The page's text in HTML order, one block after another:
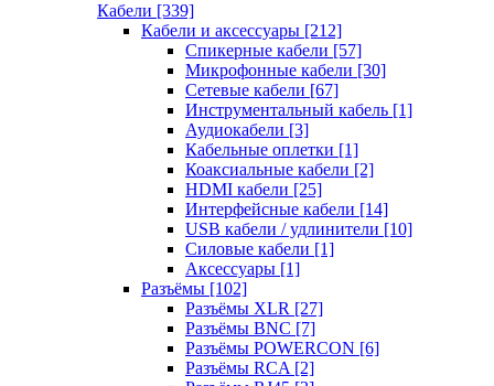
Кабели [339]
Кабели и аксессуары [212]
Спикерные кабели [57]
Микрофонные кабели [30]
Сетевые кабели [67]
Инструментальный кабель [1]
Аудиокабели [3]
Кабельные оплетки [1]
Коаксиальные кабели [2]
HDMI кабели [25]
Интерфейсные кабели [14]
USB кабели / удлинители [10]
Силовые кабели [1]
Аксессуары [1]
Разъёмы [102]
Разъёмы XLR [27]
Разъёмы BNC [7]
Разъёмы POWERCON [6]
Разъёмы RCA [2]